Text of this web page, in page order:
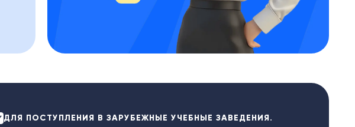
ДЛЯ ПОСТУПЛЕНИЯ В ЗАРУБЕЖНЫЕ УЧЕБНЫЕ ЗАВЕДЕНИЯ.